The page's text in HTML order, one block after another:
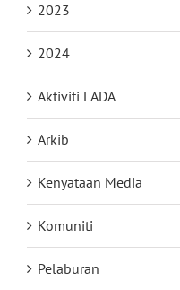
2023
2024
Aktiviti LADA
Arkib
Kenyataan Media
Komuniti
Pelaburan